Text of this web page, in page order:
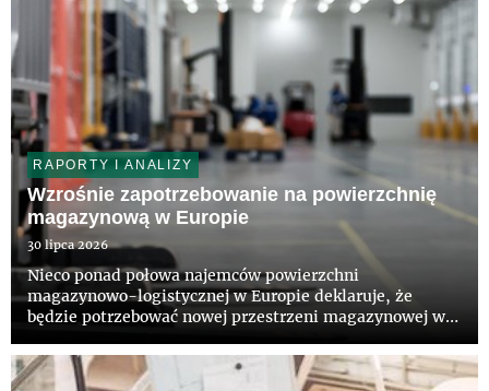
RAPORTY I ANALIZY
Wzrośnie zapotrzebowanie na powierzchnię
magazynową w Europie
30 lipca 2026
Nieco ponad połowa najemców powierzchni
magazynowo-logistycznej w Europie deklaruje, że
będzie potrzebować nowej przestrzeni magazynowej w
„European Logistics Occupier Survey 2026”,
przygotowanego przez CBRE i firmę A...